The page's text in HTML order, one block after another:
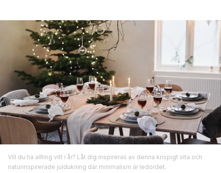
Vill du ha allting vitt i år? Låt dig inspireras av denna krispigt vita och
naturinspirerade juldukning där minimalism är ledordet.